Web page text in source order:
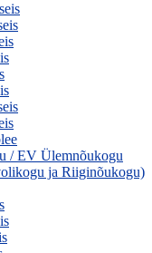
/ EV Ülemnõukogu
ja Riiginõukogu)